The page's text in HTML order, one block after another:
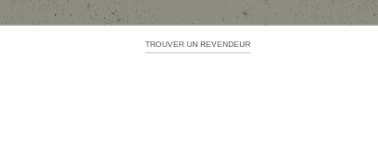
TROUVER UN REVENDEUR